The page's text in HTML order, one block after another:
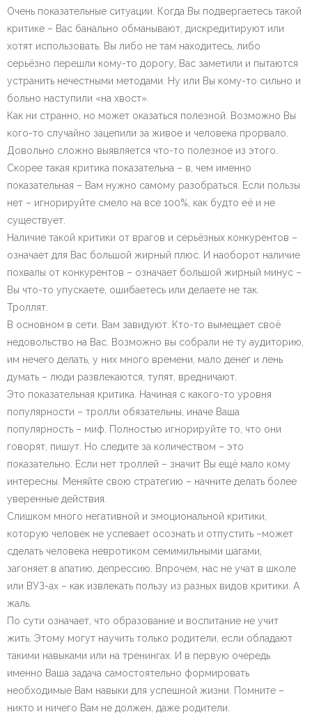
Очень показательные ситуации. Когда Вы подвергаетесь такой
критике – Вас банально обманывают, дискредитируют или
хотят использовать. Вы либо не там находитесь, либо
серьёзно перешли кому-то дорогу, Вас заметили и пытаются
устранить нечестными методами. Ну или Вы кому-то сильно и
больно наступили «на хвост».
Как ни странно, но может оказаться полезной. Возможно Вы
кого-то случайно зацепили за живое и человека прорвало.
Довольно сложно выявляется что-то полезное из этого.
Скорее такая критика показательна – в, чем именно
показательная – Вам нужно самому разобраться. Если пользы
нет – игнорируйте смело на все 100%, как будто её и не
существует.
Наличие такой критики от врагов и серьёзных конкурентов –
означает для Вас большой жирный плюс. И наоборот наличие
похвалы от конкурентов – означает большой жирный минус –
Вы что-то упускаете, ошибаетесь или делаете не так.
Троллят.
В основном в сети. Вам завидуют. Кто-то вымещает своё
недовольство на Вас. Возможно вы собрали не ту аудиторию,
им нечего делать, у них много времени, мало денег и лень
думать – люди развлекаются, тупят, вредничают.
Это показательная критика. Начиная с какого-то уровня
популярности – тролли обязательны, иначе Ваша
популярность – миф. Полностью игнорируйте то, что они
говорят, пишут. Но следите за количеством – это
показательно. Если нет троллей – значит Вы ещё мало кому
интересны. Меняйте свою стратегию – начните делать более
уверенные действия.
Слишком много негативной и эмоциональной критики,
которую человек не успевает осознать и отпустить –может
сделать человека невротиком семимильными шагами,
загоняет в апатию, депрессию. Впрочем, нас не учат в школе
или ВУЗ-ах – как извлекать пользу из разных видов критики. А
жаль.
По сути означает, что образование и воспитание не учит
жить. Этому могут научить только родители, если обладают
такими навыками или на тренингах. И в первую очередь
именно Ваша задача самостоятельно формировать
необходимые Вам навыки для успешной жизни. Помните –
никто и ничего Вам не должен, даже родители.